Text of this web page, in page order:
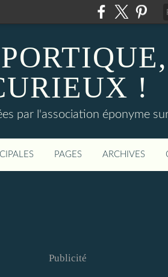
!
par l'association éponyme
PAGES ARCHIVES
Publicité